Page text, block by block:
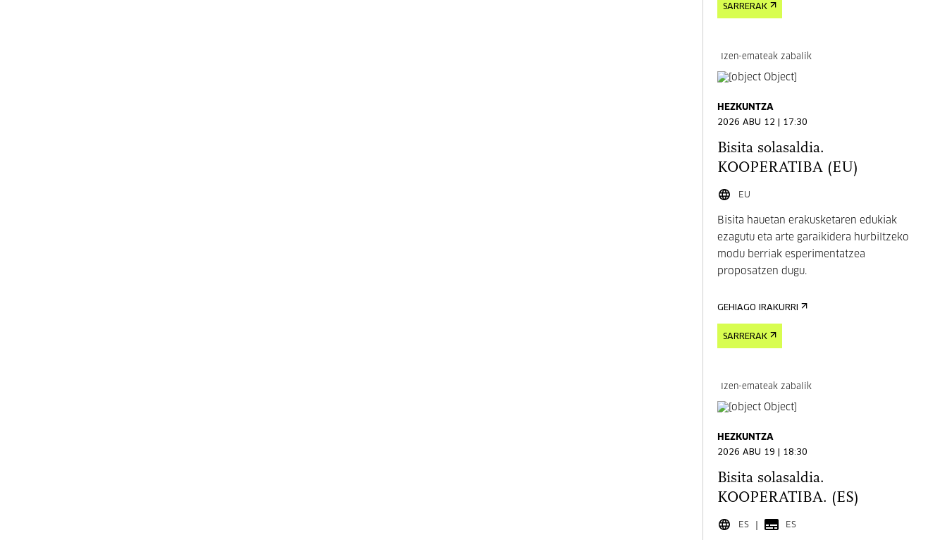
SARRERAK
Izen-emateak zabalik
HEZKUNTZA
2026 ABU 12 | 17:30
Bisita solasaldia.
KOOPERATIBA (EU)
EU
Bisita hauetan erakusketaren edukiak
ezagutu eta arte garaikidera hurbiltzeko
modu berriak esperimentatzea
proposatzen dugu.
GEHIAGO IRAKURRI
SARRERAK
Izen-emateak zabalik
HEZKUNTZA
2026 ABU 19 | 18:30
Bisita solasaldia.
KOOPERATIBA. (ES)
ES ES